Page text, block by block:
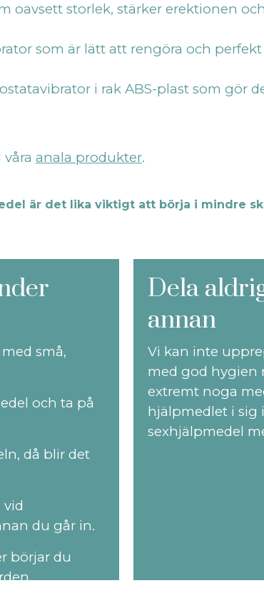
oavsett storlek, stärker erektionen
som är lätt att rengöra och
i rak ABS-plast som gör
anala produkter.
är det lika viktigt att börja i mindre
små,
och ta på
då blir det
vid
du går in.
börjar du
Dela
annan
Vi kan inte
med god hygien
extremt noga
hjälpmedlet i sig
sexhjälpmedel